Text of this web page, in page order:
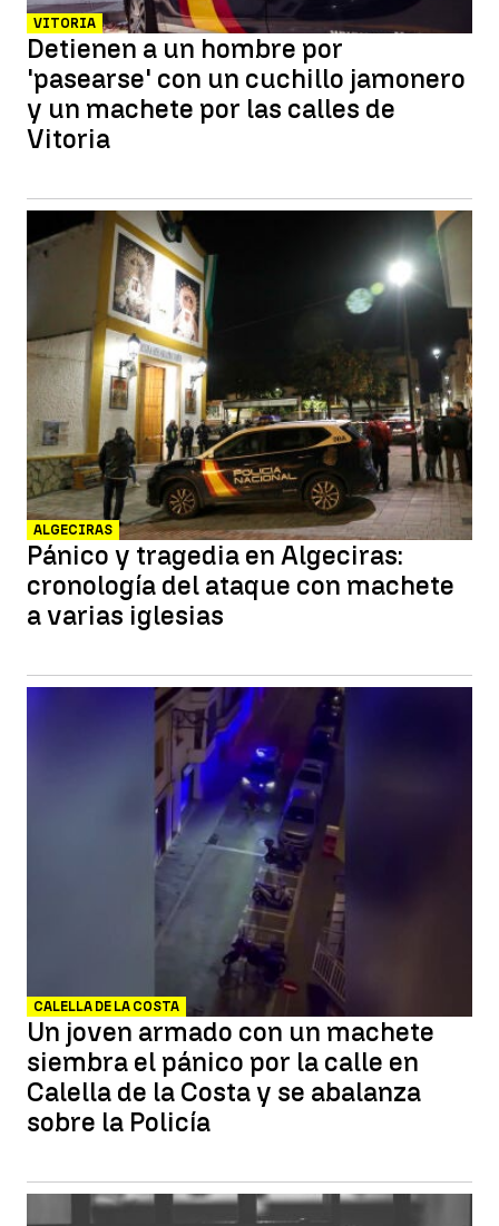
VITORIA
Detienen a un hombre por
'pasearse' con un cuchillo jamonero
y un machete por las calles de
Vitoria
ALGECIRAS
Pánico y tragedia en Algeciras:
cronología del ataque con machete
a varias iglesias
CALELLA DE LA COSTA
Un joven armado con un machete
siembra el pánico por la calle en
Calella de la Costa y se abalanza
sobre la Policía